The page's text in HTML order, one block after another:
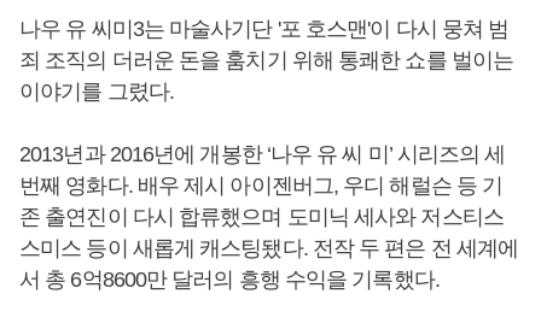
나우 유 씨미3는 마술사기단 '포 호스맨'이 다시 뭉쳐 범
죄 조직의 더러운 돈을 훔치기 위해 통쾌한 쇼를 벌이는
이야기를 그렸다.
2013년과 2016년에 개봉한 ‘나우 유 씨 미’ 시리즈의 세
번째 영화다. 배우 제시 아이젠버그, 우디 해럴슨 등 기
존 출연진이 다시 합류했으며 도미닉 세사와 저스티스
스미스 등이 새롭게 캐스팅됐다. 전작 두 편은 전 세계에
서 총 6억8600만 달러의 흥행 수익을 기록했다.